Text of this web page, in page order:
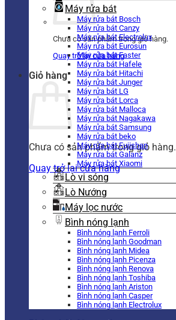
Chưa có sản phẩm trong giỏ hàng.
Quay trở lại cửa hàng
Giỏ hàng
Chưa có sản phẩm trong giỏ hàng.
Quay trở lại cửa hàng
Máy rửa bát
Máy rửa bát Bosch
Máy rửa bát Canzy
Máy rửa bát Electrolux
Máy rửa bát Eurosun
Máy rửa bát Faster
Máy rửa bát Hafele
Máy rửa bát Hitachi
Máy rửa bát Junger
Máy rửa bát LG
Máy rửa bát Lorca
Máy rửa bát Malloca
Máy rửa bát Nagakawa
Máy rửa bát Samsung
Máy rửa bát beko
Máy rửa bát Fujishan
Máy rửa bát Galanz
Máy rửa bát Xiaomi
Lò vi sóng
Lò Nướng
Máy lọc nước
Bình nóng lạnh
Bình nóng lạnh Ferroli
Bình nóng lạnh Goodman
Bình nóng lạnh Midea
Bình nóng lạnh Picenza
Bình nóng lạnh Renova
Bình nóng lạnh Toshiba
Bình nóng lạnh Ariston
Bình nóng lạnh Casper
Bình nóng lạnh Electrolux